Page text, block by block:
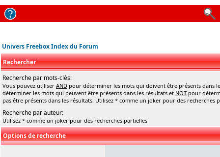
Univers Freebox Index du Forum
Rechercher
Recherche par mots-clés:
Vous pouvez utiliser AND pour déterminer les mots qui doivent être présents dans
déterminer les mots qui peuvent être présents dans les résultats et NOT pour
pas être présents dans les résultats. Utilisez * comme un joker pour des recherches
Recherche par auteur:
Utilisez * comme un joker pour des recherches partielles
Options de recherche